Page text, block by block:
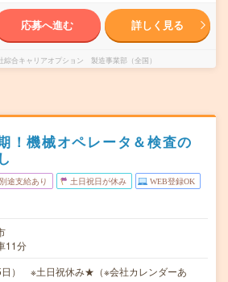
応募へ進む 詳しく見る
綜合キャリアオプション 製造事業部（全国）
！機械オペレータ＆検査の
途支給あり 土日祝日が休み WEB登録OK
11分
日） ※土日祝休み★（※会社カレンダーあ